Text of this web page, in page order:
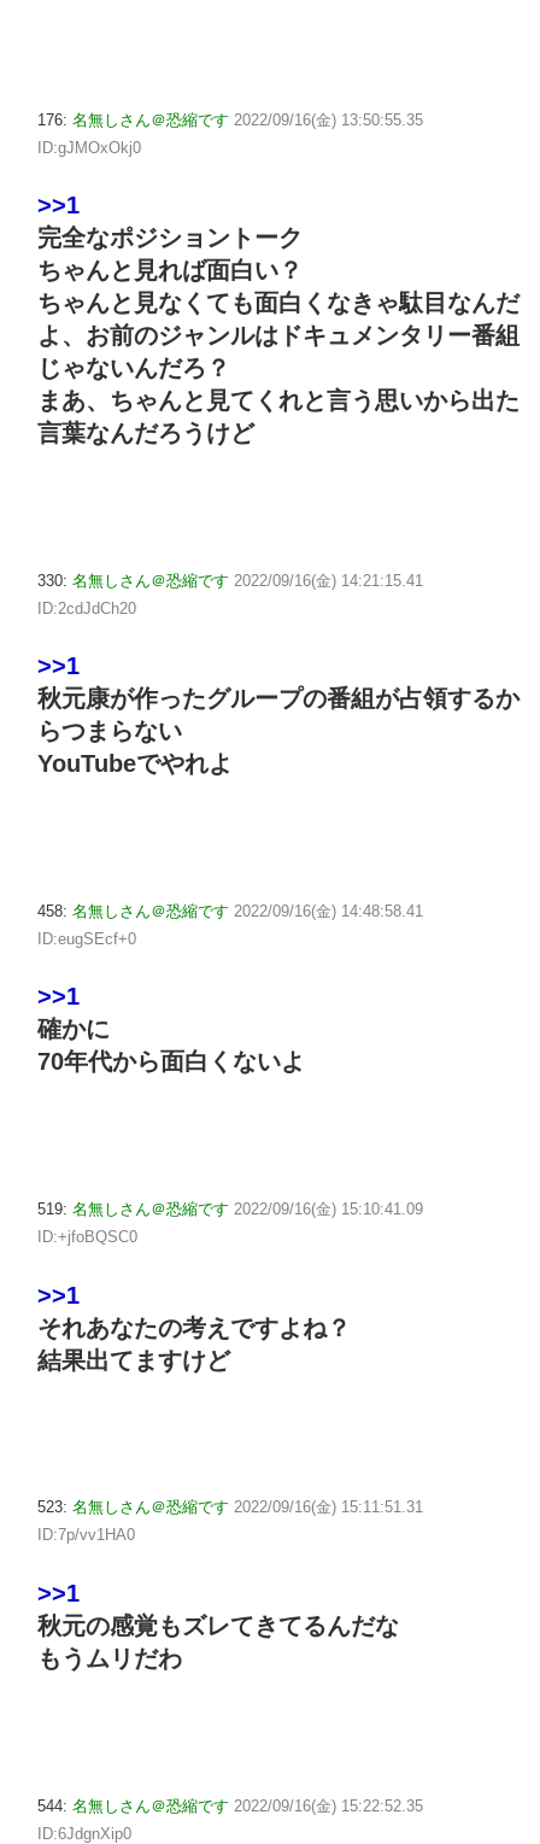
176: 名無しさん＠恐縮です 2022/09/16(金) 13:50:55.35
ID:gJMOxOkj0
>>1
完全なポジショントーク
ちゃんと見れば面白い？
ちゃんと見なくても面白くなきゃ駄目なんだ
よ、お前のジャンルはドキュメンタリー番組
じゃないんだろ？
まあ、ちゃんと見てくれと言う思いから出た
言葉なんだろうけど
330: 名無しさん＠恐縮です 2022/09/16(金) 14:21:15.41
ID:2cdJdCh20
>>1
秋元康が作ったグループの番組が占領するか
らつまらない
YouTubeでやれよ
458: 名無しさん＠恐縮です 2022/09/16(金) 14:48:58.41
ID:eugSEcf+0
>>1
確かに
70年代から面白くないよ
519: 名無しさん＠恐縮です 2022/09/16(金) 15:10:41.09
ID:+jfoBQSC0
>>1
それあなたの考えですよね？
結果出てますけど
523: 名無しさん＠恐縮です 2022/09/16(金) 15:11:51.31
ID:7p/vv1HA0
>>1
秋元の感覚もズレてきてるんだな
もうムリだわ
544: 名無しさん＠恐縮です 2022/09/16(金) 15:22:52.35
ID:6JdgnXip0